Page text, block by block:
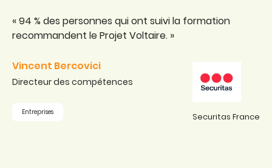
« 94 % des personnes qui ont suivi la formation
recommandent le Projet Voltaire. »
Vincent Bercovici
Directeur des compétences
Entreprises Securitas France